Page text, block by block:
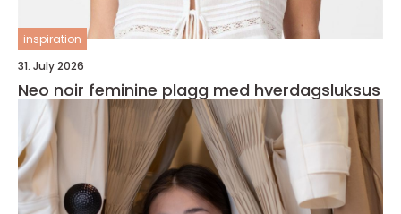
inspiration
31. July 2026
Neo noir feminine plagg med hverdagsluksus